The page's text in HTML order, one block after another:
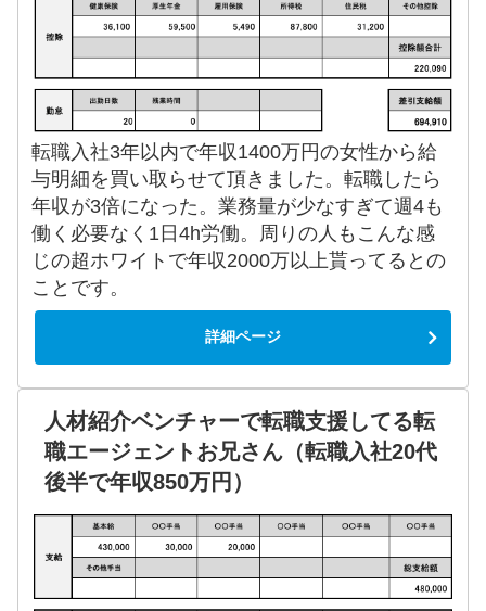
転職入社3年以内で年収1400万円の女性から給
与明細を買い取らせて頂きました。転職したら
年収が3倍になった。業務量が少なすぎて週4も
働く必要なく1日4h労働。周りの人もこんな感
じの超ホワイトで年収2000万以上貰ってるとの
ことです。
詳細ページ
人材紹介ベンチャーで転職支援してる転
職エージェントお兄さん（転職入社20代
後半で年収850万円）